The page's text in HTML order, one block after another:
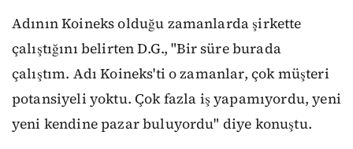
Adının Koineks olduğu zamanlarda şirkette
çalıştığını belirten D.G., "Bir süre burada
çalıştım. Adı Koineks'ti o zamanlar, çok müşteri
potansiyeli yoktu. Çok fazla iş yapamıyordu, yeni
yeni kendine pazar buluyordu" diye konuştu.